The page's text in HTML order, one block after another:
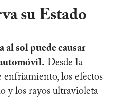
su Estado
al sol puede causar
Desde la
enfriamiento, los efectos
y los rayos ultravioleta